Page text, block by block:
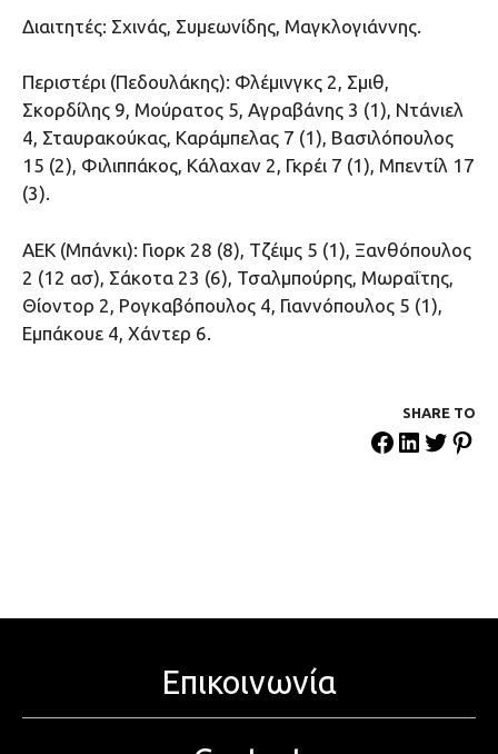
Διαιτητές: Σχινάς, Συμεωνίδης, Μαγκλογιάννης.
Περιστέρι (Πεδουλάκης): Φλέμινγκς 2, Σμιθ,
Σκορδίλης 9, Μούρατος 5, Αγραβάνης 3 (1), Ντάνιελ
4, Σταυρακούκας, Καράμπελας 7 (1), Βασιλόπουλος
15 (2), Φιλιππάκος, Κάλαχαν 2, Γκρέι 7 (1), Μπεντίλ 17
(3).
ΑΕΚ (Μπάνκι): Γιορκ 28 (8), Τζέιμς 5 (1), Ξανθόπουλος
2 (12 ασ), Σάκοτα 23 (6), Τσαλμπούρης, Μωραΐτης,
Θίοντορ 2, Ρογκαβόπουλος 4, Γιαννόπουλος 5 (1),
Εμπάκουε 4, Χάντερ 6.
SHARE ΤΟ
Επικοινωνία